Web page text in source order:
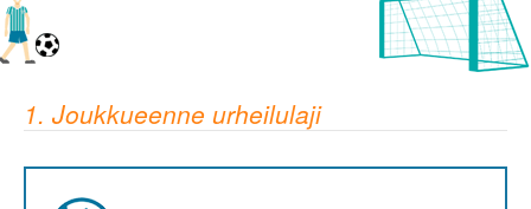
1. Joukkueenne urheilulaji
5. Täytä tietosi